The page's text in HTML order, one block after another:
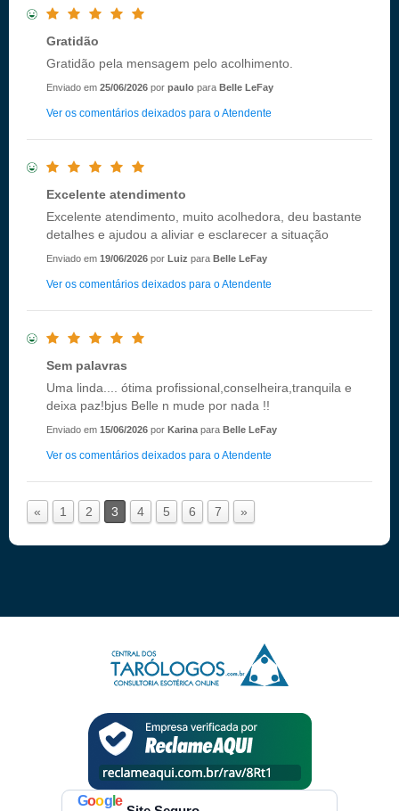
Gratidão
Gratidão pela mensagem pelo acolhimento.
Enviado em 25/06/2026 por paulo para Belle LeFay
Ver os comentários deixados para o Atendente
Excelente atendimento
Excelente atendimento, muito acolhedora, deu bastante
detalhes e ajudou a aliviar e esclarecer a situação
Enviado em 19/06/2026 por Luiz para Belle LeFay
Ver os comentários deixados para o Atendente
Sem palavras
Uma linda.... ótima profissional,conselheira,tranquila e
deixa paz!bjus Belle n mude por nada !!
Enviado em 15/06/2026 por Karina para Belle LeFay
Ver os comentários deixados para o Atendente
« 1 2 3 4 5 6 7 »
Google